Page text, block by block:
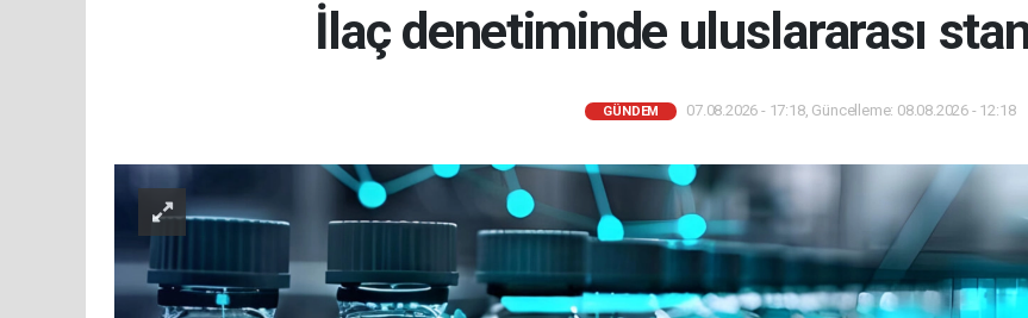
İlaç denetiminde uluslararası
GÜNDEM 07.08.2026 - 17:18, Güncelleme: 08.08.2026 - 12:18